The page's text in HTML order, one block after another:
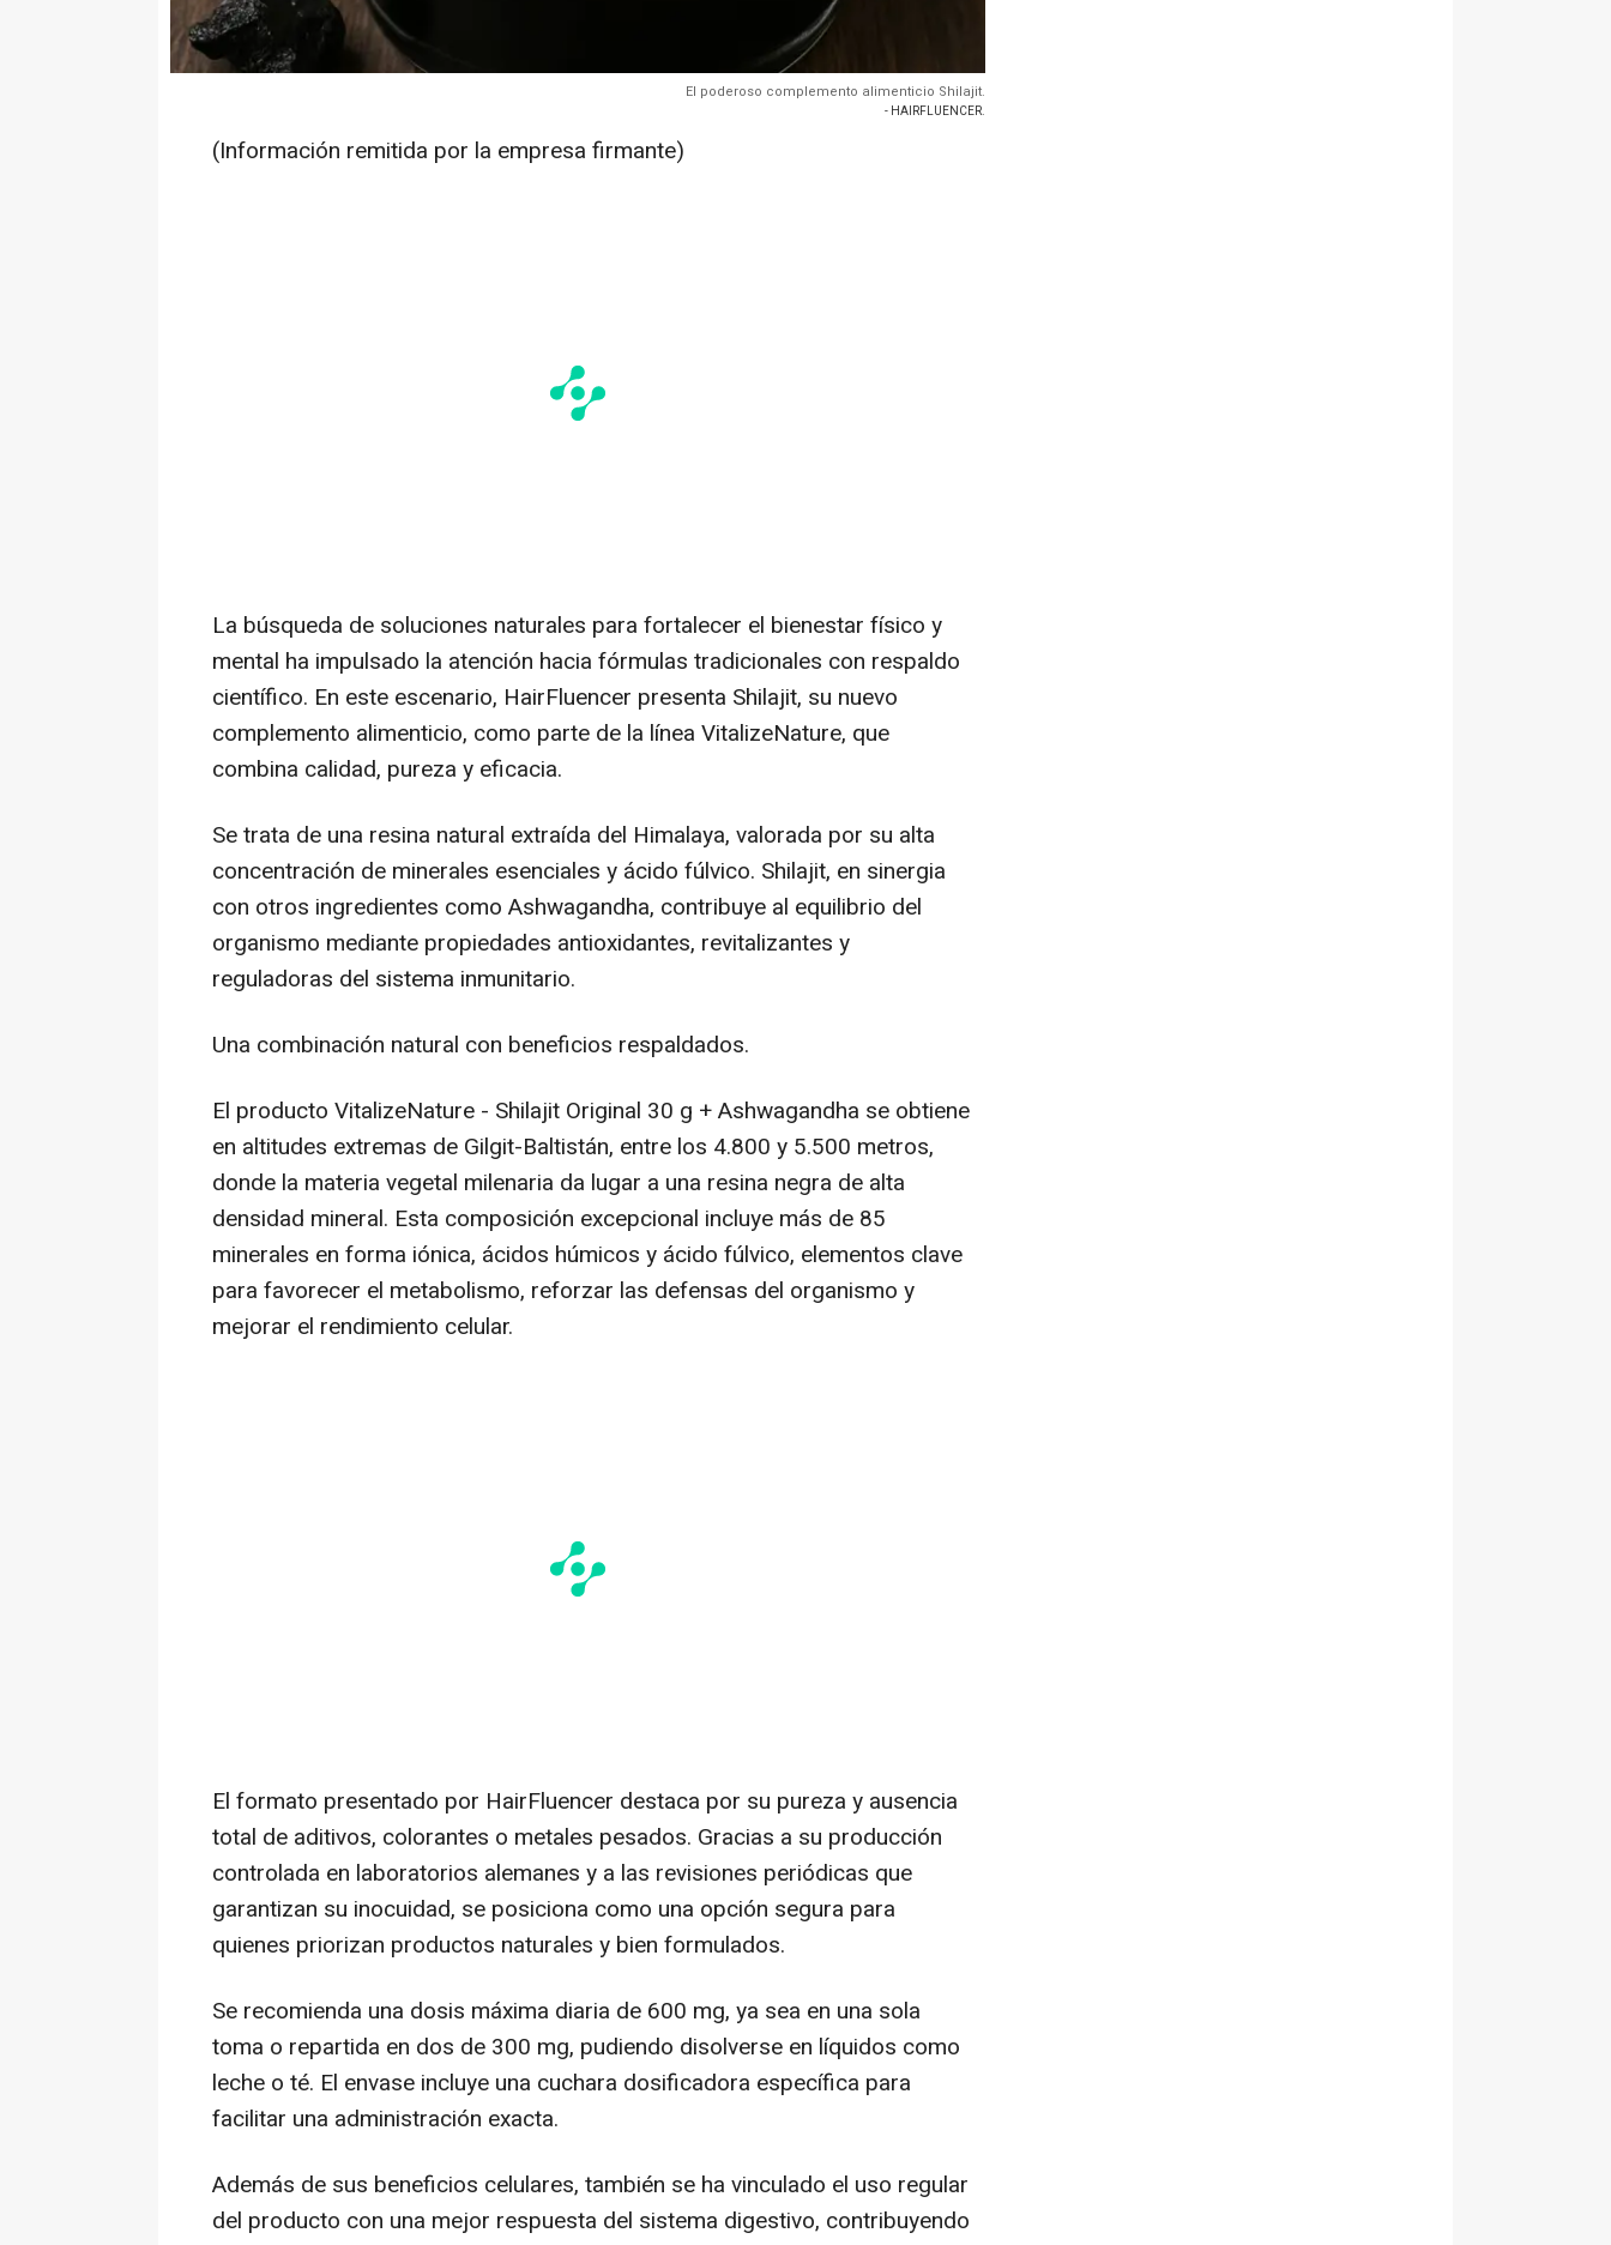
El poderoso complemento alimenticio Shilajit.
- HAIRFLUENCER.
(Información remitida por la empresa firmante)
La búsqueda de soluciones naturales para fortalecer el bienestar físico y
mental ha impulsado la atención hacia fórmulas tradicionales con respaldo
científico. En este escenario, HairFluencer presenta Shilajit, su nuevo
complemento alimenticio, como parte de la línea VitalizeNature, que
combina calidad, pureza y eficacia.
Se trata de una resina natural extraída del Himalaya, valorada por su alta
concentración de minerales esenciales y ácido fúlvico. Shilajit, en sinergia
con otros ingredientes como Ashwagandha, contribuye al equilibrio del
organismo mediante propiedades antioxidantes, revitalizantes y
reguladoras del sistema inmunitario.
Una combinación natural con beneficios respaldados.
El producto VitalizeNature - Shilajit Original 30 g + Ashwagandha se obtiene
en altitudes extremas de Gilgit-Baltistán, entre los 4.800 y 5.500 metros,
donde la materia vegetal milenaria da lugar a una resina negra de alta
densidad mineral. Esta composición excepcional incluye más de 85
minerales en forma iónica, ácidos húmicos y ácido fúlvico, elementos clave
para favorecer el metabolismo, reforzar las defensas del organismo y
mejorar el rendimiento celular.
El formato presentado por HairFluencer destaca por su pureza y ausencia
total de aditivos, colorantes o metales pesados. Gracias a su producción
controlada en laboratorios alemanes y a las revisiones periódicas que
garantizan su inocuidad, se posiciona como una opción segura para
quienes priorizan productos naturales y bien formulados.
Se recomienda una dosis máxima diaria de 600 mg, ya sea en una sola
toma o repartida en dos de 300 mg, pudiendo disolverse en líquidos como
leche o té. El envase incluye una cuchara dosificadora específica para
facilitar una administración exacta.
Además de sus beneficios celulares, también se ha vinculado el uso regular
del producto con una mejor respuesta del sistema digestivo, contribuyendo